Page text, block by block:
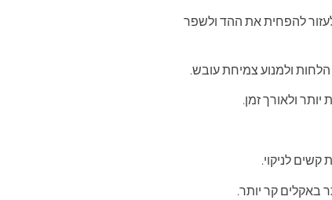
להפחית את ההד ולשפר
הלחות ולמנוע צמיחת עובש.
ולאורך זמן.
קשים לניקוי.
באקלים קר יותר.